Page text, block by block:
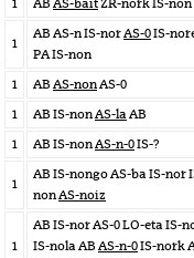
1
AB AS-baitZR-nork IS-non
1
AB AS-n IS-norAS-0IS-
PA IS-non
1
AB AS-nonAS-0
1
AB IS-nonAS-laAB
1
AB IS-nonAS-n-0IS-?
1
AB IS-nongo AS-ba IS-nor
nonAS-noiz
1
AB IS-nor AS-0 LO-eta IS-
IS-nola AB AS-n-0IS-nork